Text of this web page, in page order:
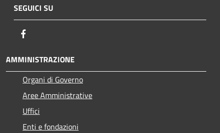
SEGUICI SU
AMMINISTRAZIONE
Organi di Governo
Aree Amministrative
Uffici
Enti e fondazioni